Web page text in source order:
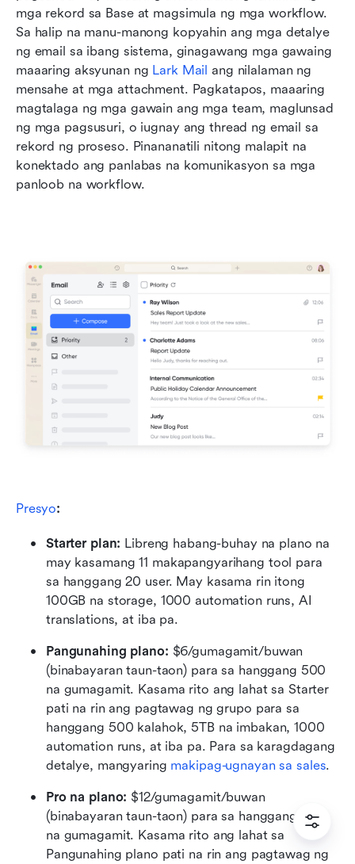
mga rekord sa Base at magsimula ng mga workflow.
Sa halip na manu-manong kopyahin ang mga detalye
ng email sa ibang sistema, ginagawang mga gawaing
maaaring aksyunan ng Lark Mail ang nilalaman ng
mensahe at mga attachment. Pagkatapos, maaaring
magtalaga ng mga gawain ang mga team, maglunsad
ng mga pagsusuri, o iugnay ang thread ng email sa
rekord ng proseso. Pinananatili nitong malapit na
konektado ang panlabas na komunikasyon sa mga
panloob na workflow.
Presyo:
Starter plan: Libreng habang-buhay na plano na
may kasamang 11 makapangyarihang tool para
sa hanggang 20 user. May kasama rin itong
100GB na storage, 1000 automation runs, AI
translations, at iba pa.
Pangunahing plano: $6/gumagamit/buwan
(binabayaran taun-taon) para sa hanggang 500
na gumagamit. Kasama rito ang lahat sa Starter
pati na rin ang pagtawag ng grupo para sa
hanggang 500 kalahok, 5TB na imbakan, 1000
automation runs, at iba pa. Para sa karagdagang
detalye, mangyaring makipag-ugnayan sa sales.
Pro na plano: $12/gumagamit/buwan
(binabayaran taun-taon) para sa hanggang 500
na gumagamit. Kasama rito ang lahat sa
Pangunahing plano pati na rin ang pagtawag ng